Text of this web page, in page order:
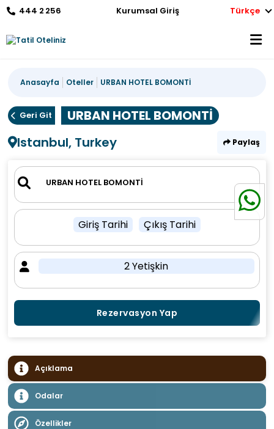
444 2 256 Kurumsal Giriş Türkçe
Anasayfa Oteller URBAN HOTEL BOMONTİ
Geri Git
URBAN HOTEL BOMONTİ
Istanbul, Turkey
Paylaş
Giriş Tarihi Çıkış Tarihi
2 Yetişkin
Rezervasyon Yap
Açıklama
Odalar
Özellikler